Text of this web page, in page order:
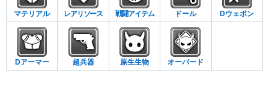
マテリアル レアリソース 戦闘アイテム ドール Dウェポン
Dアーマー 超兵器 原生生物 オーバード